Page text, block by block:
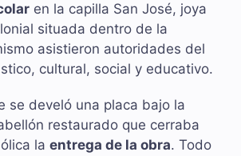
en la capilla San José, joya
situada dentro de la
asistieron autoridades del
cultural, social y educativo.
se develó una placa bajo la
restaurado que cerraba
la entrega de la obra. Todo